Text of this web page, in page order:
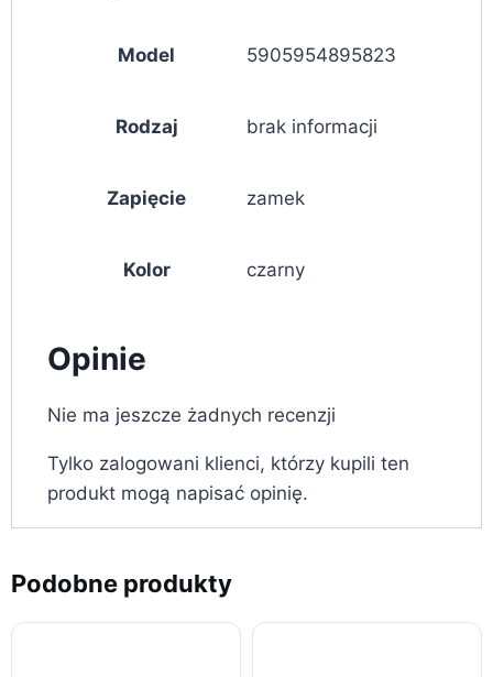
Model 5905954895823
Rodzaj brak informacji
Zapięcie zamek
Kolor czarny
Opinie
Nie ma jeszcze żadnych recenzji
Tylko zalogowani klienci, którzy kupili ten
produkt mogą napisać opinię.
Podobne produkty